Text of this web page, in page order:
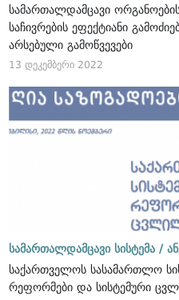
სამართალდამცავი
საჩივრების ეფექტიანი
არსებული გამოწვევები
13 დეკემბერი 2022
სამართალდამცავი სისტემა /
საქართველოს სასამართლო
რეფორმები და სისტემური